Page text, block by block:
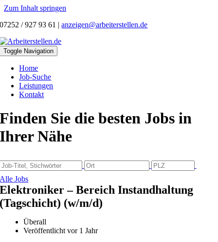
Zum Inhalt springen
07252 / 927 93 61 |anzeigen@arbeiterstellen.de
Toggle Navigation
Home
Job-Suche
Leistungen
Kontakt
Finden Sie die besten Jobs in
Ihrer Nähe
Alle Jobs
Elektroniker – Bereich Instandhaltung
(Tagschicht) (w/m/d)
Überall
Veröffentlicht vor 1 Jahr